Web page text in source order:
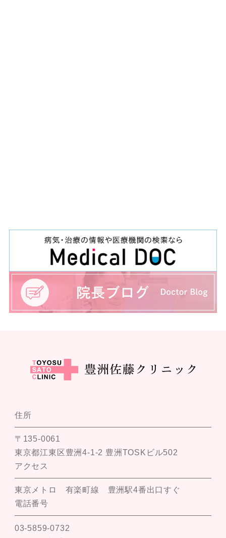
住所
〒135-0061
東京都江東区豊洲4-1-2 豊洲TOSKビル502
アクセス
東京メトロ 有楽町線 豊洲駅4番出口すぐ
電話番号
03-5859-0732